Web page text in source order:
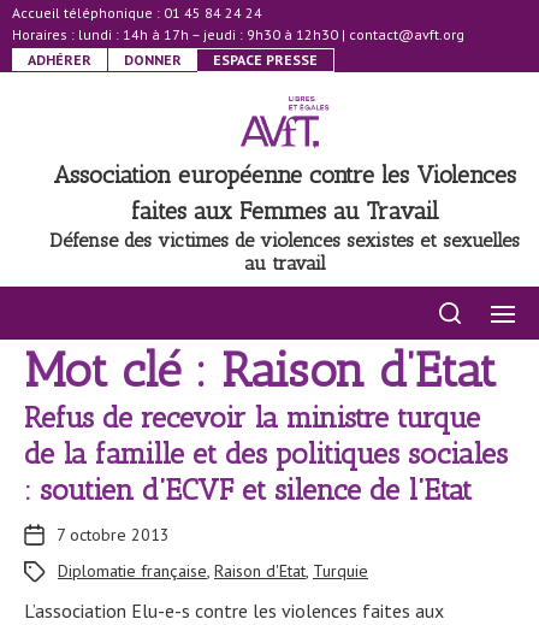
Accueil téléphonique : 01 45 84 24 24
Horaires : lundi : 14h à 17h – jeudi : 9h30 à 12h30 | contact@avft.org
ADHÉRER
DONNER ESPACE PRESSE
Association européenne contre les Violences
faites aux Femmes au Travail
Défense des victimes de violences sexistes et sexuelles
au travail
Mot clé : Raison d’Etat
Refus de recevoir la ministre turque
de la famille et des politiques sociales
: soutien d’ECVF et silence de l’Etat
L’association Elu-e-s contre les violences faites aux
7 octobre 2013
Diplomatie française, Raison d'Etat, Turquie